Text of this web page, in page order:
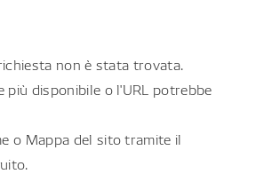
non è stata trovata.
più disponibile o l'URL potrebbe
o Mappa del sito tramite il